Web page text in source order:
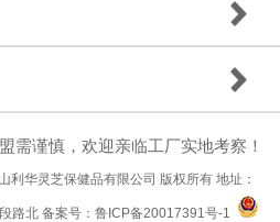
需谨慎，欢迎亲临工厂实地考察！
华灵芝保健品有限公司 版权所有 地址：
路北 备案号：鲁ICP备20017391号-1